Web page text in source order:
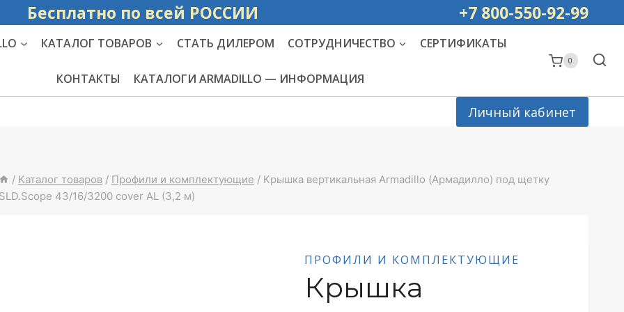
Бесплатно по всей РОССИИ +7 800-550-92-99
КАТАЛОГ ТОВАРОВ СТАТЬ ДИЛЕРОМ СОТРУДНИЧЕСТВО СЕРТИФИКАТЫ
КОНТАКТЫ КАТАЛОГИ ARMADILLO — ИНФОРМАЦИЯ
0
Личный кабинет
/ Каталог товаров / Профили и комплектующие / Крышка вертикальная Armadillo (Армадилло) под щетку
SLD.Scope 43/16/3200 cover AL (3,2 м)
ПРОФИЛИ И КОМПЛЕКТУЮЩИЕ
Крышка